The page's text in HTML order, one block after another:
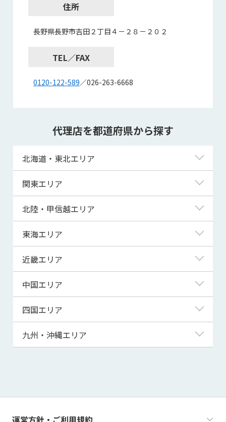
住所
長野県長野市吉田２丁目４－２８－２０２
TEL／FAX
0120-122-589／026-263-6668
代理店を都道府県から探す
北海道・東北エリア
北海道
青森県
宮城県
秋田県
山形県
関東エリア
東京都
神奈川県
埼玉県
千葉県
茨城県
群馬県
北陸・甲信越エリア
新潟県
富山県
福井県
山梨県
長野県
東海エリア
岐阜県
静岡県
三重県
近畿エリア
滋賀県
京都府
大阪府
兵庫県
和歌山県
中国エリア
鳥取県
島根県
山口県
四国エリア
徳島県
高知県
九州・沖縄エリア
運営方針・ご利用規約